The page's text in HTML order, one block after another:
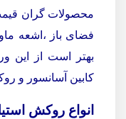
محصولات گران
فضای باز ،اشعه
بهتر است از این
کابین آسانسور و
انواع روکش